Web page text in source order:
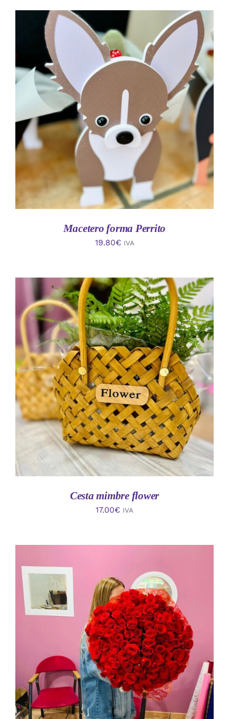
AÑADIR AL CARRITO
DETALLES
Macetero forma Perrito
19.80€ IVA
AÑADIR AL CARRITO
DETALLES
Cesta mimbre flower
17.00€ IVA
AÑADIR AL CARRITO
/